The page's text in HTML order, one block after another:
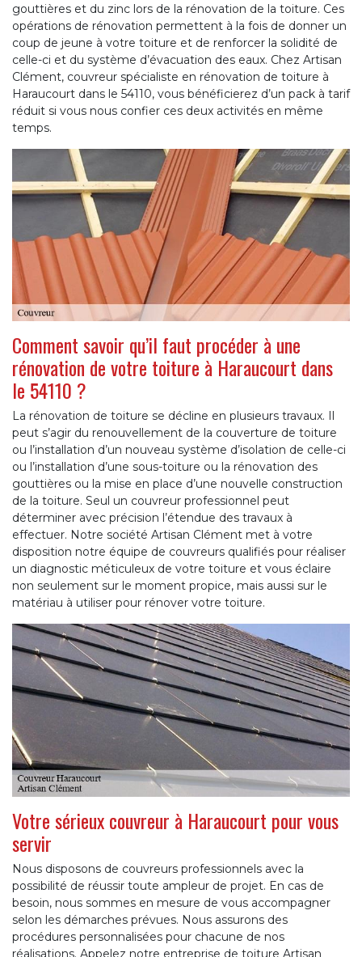
gouttières et du zinc lors de la rénovation de la toiture. Ces
opérations de rénovation permettent à la fois de donner un
coup de jeune à votre toiture et de renforcer la solidité de
celle-ci et du système d’évacuation des eaux. Chez Artisan
Clément, couvreur spécialiste en rénovation de toiture à
Haraucourt dans le 54110, vous bénéficierez d’un pack à tarif
réduit si vous nous confier ces deux activités en même
temps.
Comment savoir qu’il faut procéder à une
rénovation de votre toiture à Haraucourt dans
le 54110 ?
La rénovation de toiture se décline en plusieurs travaux. Il
peut s’agir du renouvellement de la couverture de toiture
ou l’installation d’un nouveau système d’isolation de celle-ci
ou l’installation d’une sous-toiture ou la rénovation des
gouttières ou la mise en place d’une nouvelle construction
de la toiture. Seul un couvreur professionnel peut
déterminer avec précision l’étendue des travaux à
effectuer. Notre société Artisan Clément met à votre
disposition notre équipe de couvreurs qualifiés pour réaliser
un diagnostic méticuleux de votre toiture et vous éclaire
non seulement sur le moment propice, mais aussi sur le
matériau à utiliser pour rénover votre toiture.
Votre sérieux couvreur à Haraucourt pour vous
servir
Nous disposons de couvreurs professionnels avec la
possibilité de réussir toute ampleur de projet. En cas de
besoin, nous sommes en mesure de vous accompagner
selon les démarches prévues. Nous assurons des
procédures personnalisées pour chacune de nos
réalisations. Appelez notre entreprise de toiture Artisan